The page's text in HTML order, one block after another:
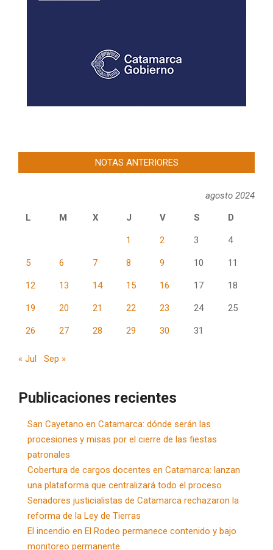
NOTAS ANTERIORES
agosto 2024
L
M X J V S D
1 2 3 4
5 6 7 8 9 10 11
12 13 14 15 16 17 18
19 20 21 22 23 24 25
26 27 28 29 30 31
« Jul Sep »
Publicaciones recientes
San Cayetano en Catamarca: dónde serán las
procesiones y misas por el cierre de las fiestas
patronales
Cobertura de cargos docentes en Catamarca: lanzan
una plataforma que centralizará todo el proceso
Senadores justicialistas de Catamarca rechazaron la
reforma de la Ley de Tierras
El incendio en El Rodeo permanece contenido y bajo
monitoreo permanente